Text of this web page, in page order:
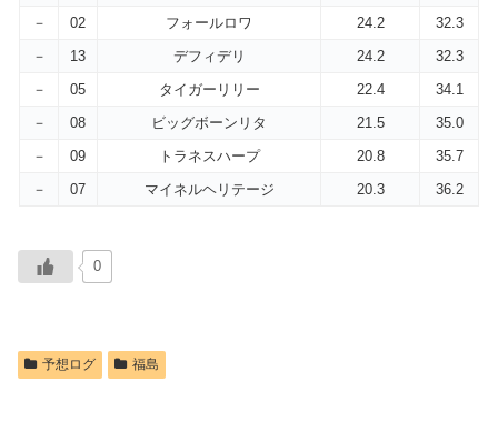
－
02 フォールロワ 24.2
32.3
－
13 デフィデリ 24.2
32.3
－
05 タイガーリリー 22.4
34.1
－
08 ビッグボーンリタ 21.5
35.0
－
09 トラネスハープ 20.8
35.7
－
07 マイネルヘリテージ 20.3 36.2
0
予想ログ 福島